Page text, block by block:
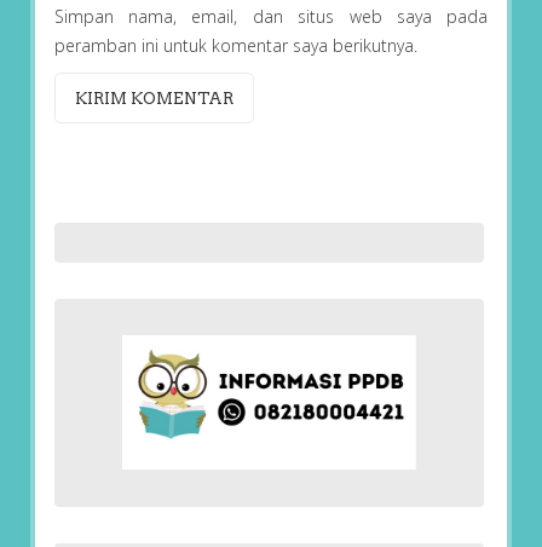
Simpan nama, email, dan situs web saya pada
peramban ini untuk komentar saya berikutnya.